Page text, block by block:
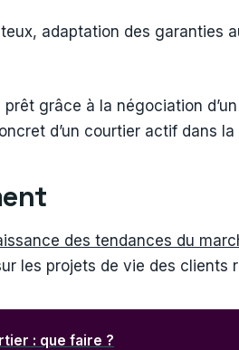
adaptation des garanties
grâce à la négociation
d’un courtier actif dans la
des tendances du
les projets de vie des clients
: que faire ?